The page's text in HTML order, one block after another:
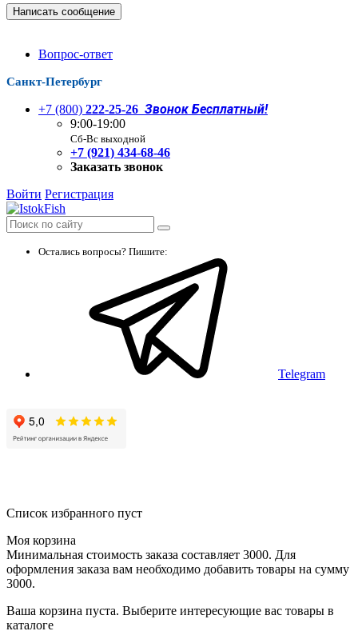
Написать сообщение
Вопрос-ответ
Санкт-Петербург
+7 (800) 222-25-26 Звонок Бесплатный!
9:00-19:00
Сб-Вс выходной
+7 (921) 434-68-46
Заказать звонок
Войти Регистрация
Остались вопросы? Пишите:
Telegram
Список избранного пуст
Моя корзина
Минимальная стоимость заказа составляет 3000. Для
оформления заказа вам необходимо добавить товары на сумму
3000.
Ваша корзина пуста. Выберите интересующие вас товары в
каталоге